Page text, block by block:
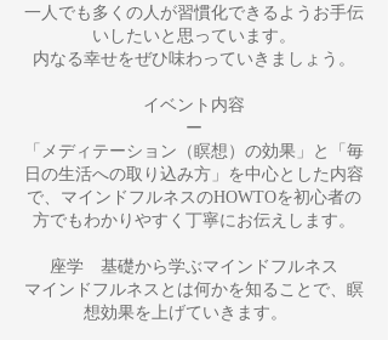
一人でも多くの人が習慣化できるようお手伝
いしたいと思っています。
内なる幸せをぜひ味わっていきましょう。
イベント内容
ー
「メディテーション（瞑想）の効果」と「毎
日の生活への取り込み方」を中心とした内容
で、マインドフルネスのHOWTOを初心者の
方でもわかりやすく丁寧にお伝えします。
座学 基礎から学ぶマインドフルネス
マインドフルネスとは何かを知ることで、瞑
想効果を上げていきます。